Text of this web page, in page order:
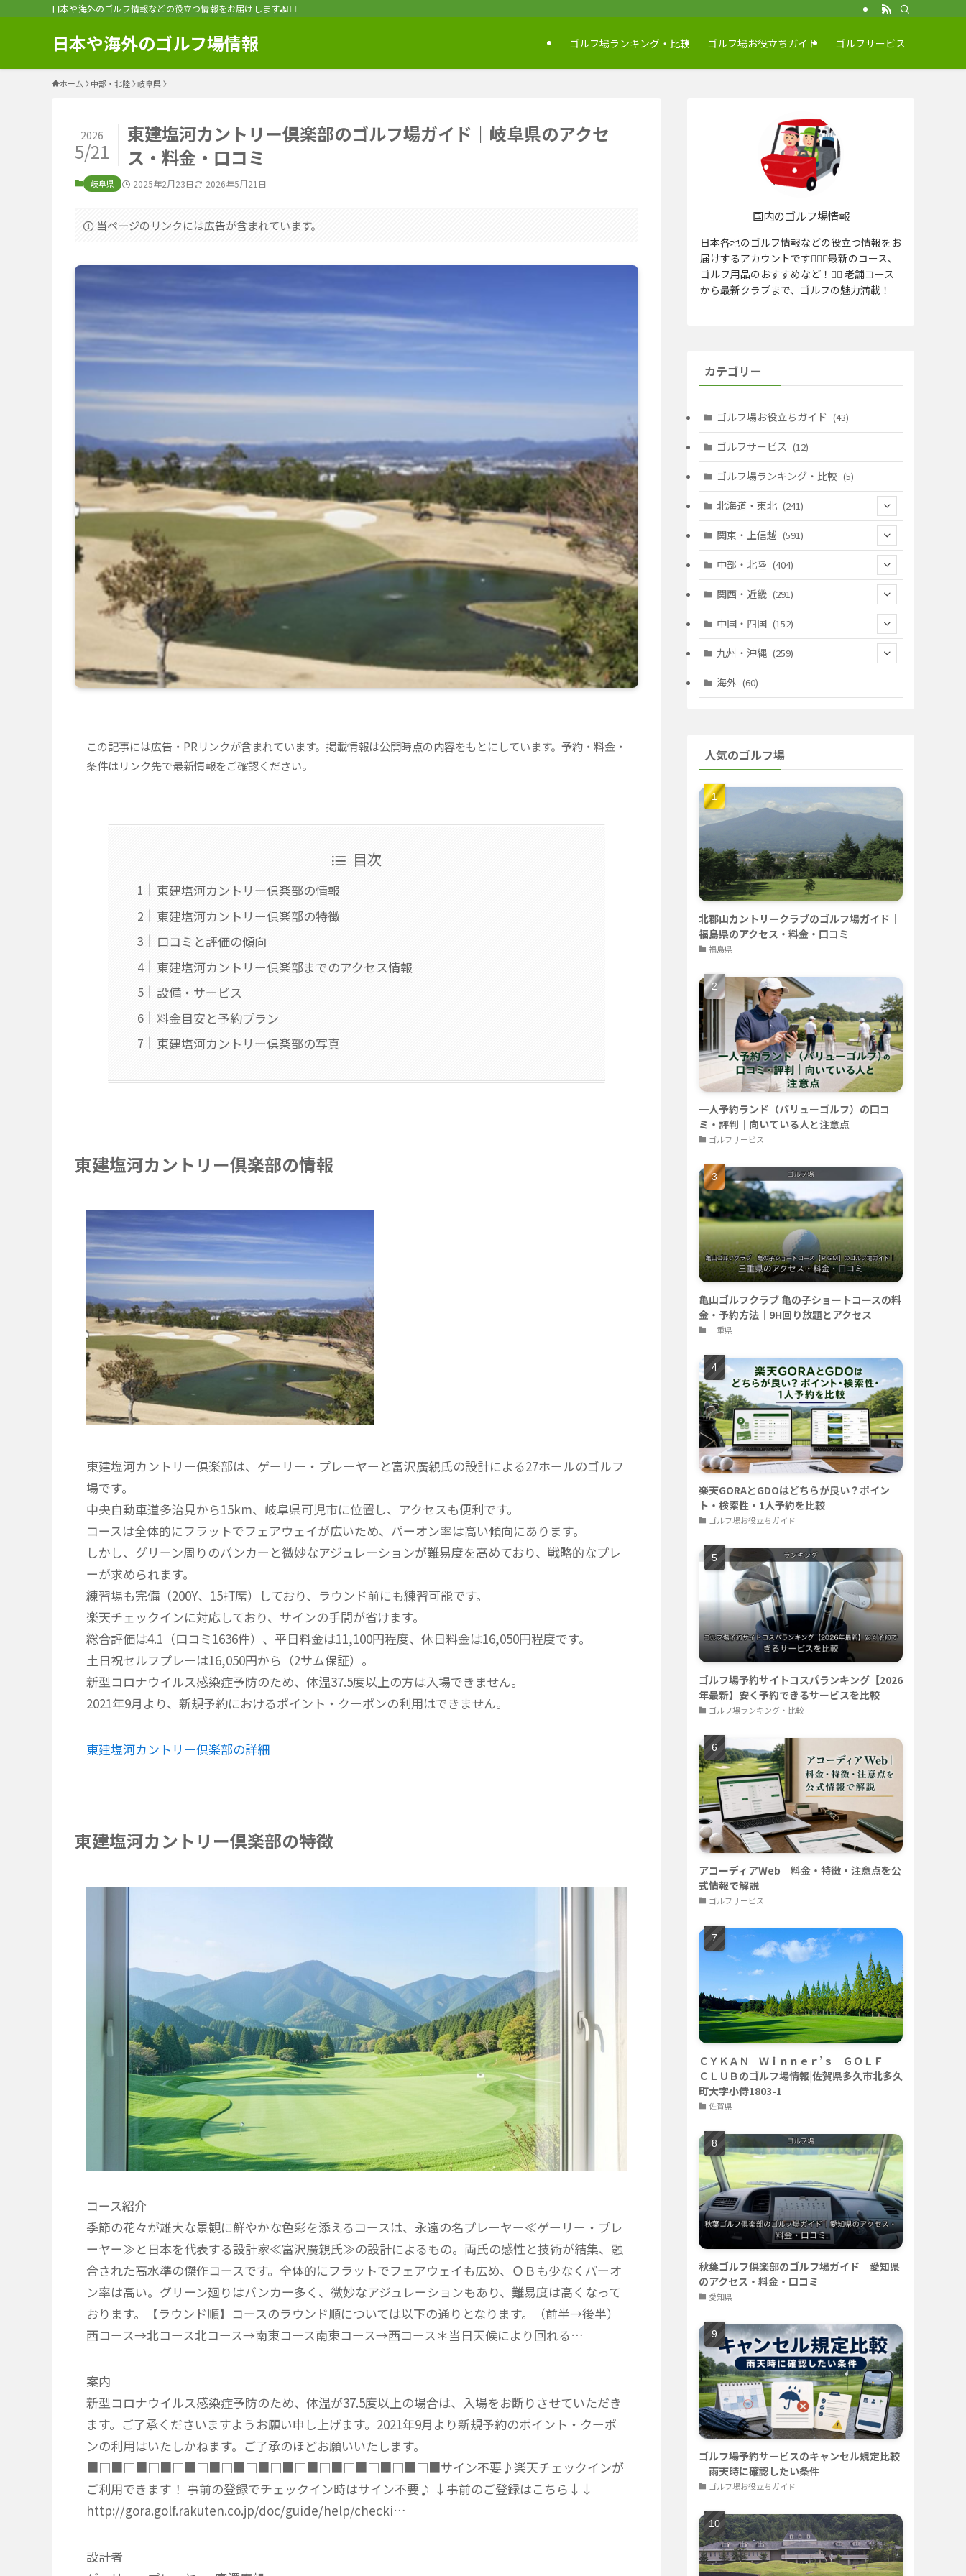
日本や海外のゴルフ情報などの役立つ情報をお届けします⛳️🏌️‍♂️
日本や海外のゴルフ場情報 ゴルフ場ランキング・比較 ゴルフ場お役立ちガイド ゴルフサービス
ホーム 中部・北陸 岐阜県
東建塩河カントリー倶楽部のゴルフ場ガイド｜岐阜県のアクセ
ス・料金・口コミ
2026
5/21
岐阜県 2025年2月23日 2026年5月21日
当ページのリンクには広告が含まれています。
この記事には広告・PRリンクが含まれています。掲載情報は公開時点の内容をもとにしています。予約・料金・
条件はリンク先で最新情報をご確認ください。
目次
東建塩河カントリー倶楽部の情報
東建塩河カントリー倶楽部の特徴
口コミと評価の傾向
東建塩河カントリー倶楽部までのアクセス情報
設備・サービス
料金目安と予約プラン
東建塩河カントリー倶楽部の写真
東建塩河カントリー倶楽部の情報
東建塩河カントリー倶楽部は、ゲーリー・プレーヤーと富沢廣親氏の設計による27ホールのゴルフ
場です。
中央自動車道多治見から15km、岐阜県可児市に位置し、アクセスも便利です。
コースは全体的にフラットでフェアウェイが広いため、パーオン率は高い傾向にあります。
しかし、グリーン周りのバンカーと微妙なアジュレーションが難易度を高めており、戦略的なプレ
ーが求められます。
練習場も完備（200Y、15打席）しており、ラウンド前にも練習可能です。
楽天チェックインに対応しており、サインの手間が省けます。
総合評価は4.1（口コミ1636件）、平日料金は11,100円程度、休日料金は16,050円程度です。
土日祝セルフプレーは16,050円から（2サム保証）。
新型コロナウイルス感染症予防のため、体温37.5度以上の方は入場できません。
2021年9月より、新規予約におけるポイント・クーポンの利用はできません。
東建塩河カントリー倶楽部の詳細
東建塩河カントリー倶楽部の特徴
コース紹介
季節の花々が雄大な景観に鮮やかな色彩を添えるコースは、永遠の名プレーヤー≪ゲーリー・プレ
ーヤー≫と日本を代表する設計家≪富沢廣親氏≫の設計によるもの。両氏の感性と技術が結集、融
合された高水準の傑作コースです。全体的にフラットでフェアウェイも広め、ＯＢも少なくパーオ
ン率は高い。グリーン廻りはバンカー多く、微妙なアジュレーションもあり、難易度は高くなって
おります。【ラウンド順】コースのラウンド順については以下の通りとなります。（前半→後半）
西コース→北コース北コース→南東コース南東コース→西コース＊当日天候により回れる…
案内
新型コロナウイルス感染症予防のため、体温が37.5度以上の場合は、入場をお断りさせていただき
ます。ご了承くださいますようお願い申し上げます。2021年9月より新規予約のポイント・クーポ
ンの利用はいたしかねます。ご了承のほどお願いいたします。
■□■□■□■□■□■□■□■□■□■□■□■□■□■□■サイン不要♪楽天チェックインが
ご利用できます！ 事前の登録でチェックイン時はサイン不要♪ ↓事前のご登録はこちら↓↓
http://gora.golf.rakuten.co.jp/doc/guide/help/checki…
設計者
国内のゴルフ場情報
日本各地のゴルフ情報などの役立つ情報をお
届けするアカウントです🏌️‍♂️⛳️最新のコース、
ゴルフ用品のおすすめなど！🏌️‍♀️ 老舗コース
から最新クラブまで、ゴルフの魅力満載！
カテゴリー
ゴルフ場お役立ちガイド (43)
ゴルフサービス (12)
ゴルフ場ランキング・比較 (5)
北海道・東北 (241)
(128)
(10)
(17)
(35)
(30)
(9)
関東・上信越 (591)
(146)
(40)
(114)
(72)
(14)
(103)
中部・北陸 (404)
(13)
(83)
(11)
(78)
(40)
(59)
関西・近畿 (291)
(39)
(25)
(30)
(139)
中国・四国 (152)
(7)
(39)
(40)
(9)
(14)
九州・沖縄 (259)
(28)
(22)
(40)
(23)
(22)
(26)
海外 (60)
人気のゴルフ場
北郡山カントリークラブのゴルフ場ガイド｜
福島県のアクセス・料金・口コミ
福島県
一人予約ランド（バリューゴルフ）の口コ
ミ・評判｜向いている人と注意点
ゴルフサービス
亀山ゴルフクラブ 亀の子ショートコースの料
金・予約方法｜9H回り放題とアクセス
三重県
楽天GORAとGDOはどちらが良い？ポイン
ト・検索性・1人予約を比較
ゴルフ場お役立ちガイド
ゴルフ場予約サイトコスパランキング【2026
年最新】安く予約できるサービスを比較
ゴルフ場ランキング・比較
アコーディアWeb｜料金・特徴・注意点を公
式情報で解説
ゴルフサービス
ＣＹＫＡＮ Ｗｉｎｎｅｒ’ｓ ＧＯＬＦ
ＣＬＵＢのゴルフ場情報|佐賀県多久市北多久
町大字小侍1803-1
佐賀県
秋葉ゴルフ倶楽部のゴルフ場ガイド｜愛知県
のアクセス・料金・口コミ
愛知県
ゴルフ場予約サービスのキャンセル規定比較
｜雨天時に確認したい条件
ゴルフ場お役立ちガイド